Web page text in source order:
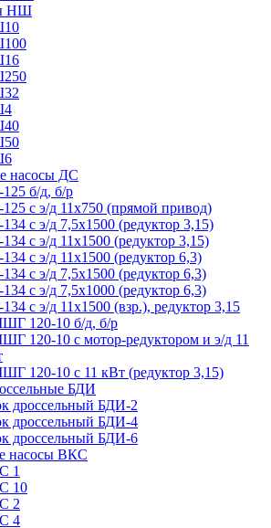
НШ
насосы ДС
б/д, б/р
с э/д 11х750 (прямой привод)
с э/д 7,5х1500 (редуктор 3,15)
с э/д 11х1500 (редуктор 3,15)
с э/д 11х1500 (редуктор 6,3)
с э/д 7,5х1500 (редуктор 6,3)
с э/д 7,5х1000 (редуктор 6,3)
с э/д 11х1500 (взр.), редуктор 3,15
120-10 б/д, б/р
120-10 с мотор-редуктором и э/д 11
120-10 с 11 кВт (редуктор 3,15)
БДИ
дроссельный БДИ-2
дроссельный БДИ-4
дроссельный БДИ-6
насосы ВКС
1
10
2
4